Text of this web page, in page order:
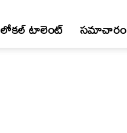
లోకల్ టాలెంట్ స‌మాచారం